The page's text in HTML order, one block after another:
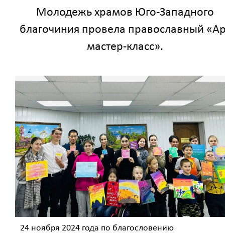
Молодежь храмов Юго-Западного
благочиния провела православный
мастер-класс».
24 ноября 2024 года по благословению